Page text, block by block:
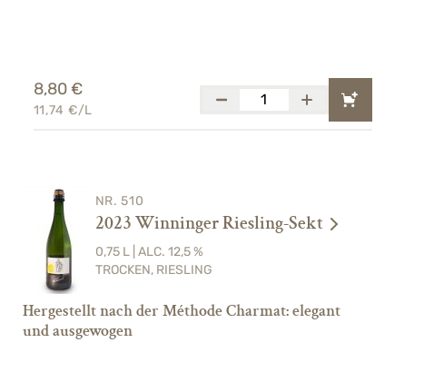
8,80 €
11,74 €/L
NR. 510
2023 Winninger Riesling-Sekt
0,75 L | ALC. 12,5 %
TROCKEN, RIESLING
Hergestellt nach der Méthode Charmat: elegant
und ausgewogen